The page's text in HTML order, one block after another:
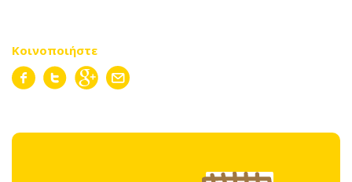
Κοινοποιήστε